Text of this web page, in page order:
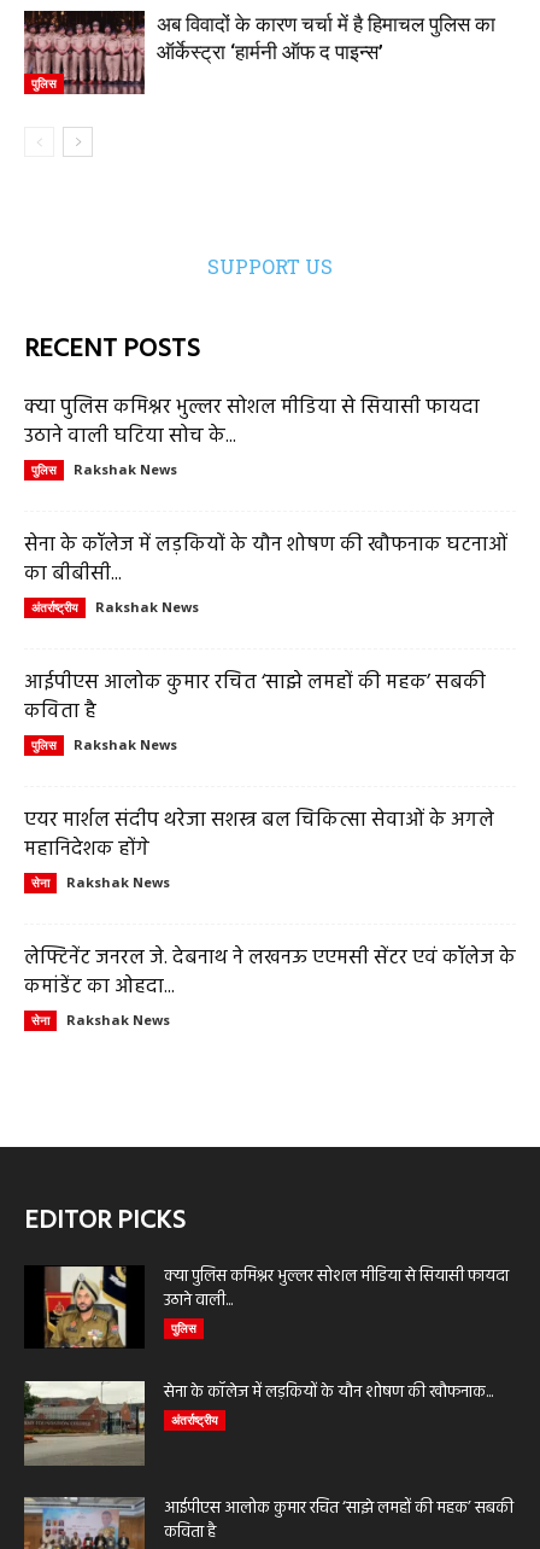
पुलिस
अब विवादों के कारण चर्चा में है हिमाचल पुलिस का
ऑर्केस्ट्रा ‘हार्मनी ऑफ द पाइन्स’
SUPPORT US
RECENT POSTS
क्या पुलिस कमिश्नर भुल्लर सोशल मीडिया से सियासी फायदा
उठाने वाली घटिया सोच के...
पुलिस Rakshak News
सेना के कॉलेज में लड़कियों के यौन शोषण की खौफनाक घटनाओं
का बीबीसी...
अंतर्राष्ट्रीय Rakshak News
आईपीएस आलोक कुमार रचित ‘साझे लमहों की महक’ सबकी
कविता है
पुलिस Rakshak News
एयर मार्शल संदीप थरेजा सशस्त्र बल चिकित्सा सेवाओं के अगले
महानिदेशक होंगे
सेना Rakshak News
लेफ्टिनेंट जनरल जे. देबनाथ ने लखनऊ एएमसी सेंटर एवं कॉलेज के
कमांडेंट का ओहदा...
सेना Rakshak News
EDITOR PICKS
क्या पुलिस कमिश्नर भुल्लर सोशल मीडिया से सियासी फायदा
उठाने वाली...
पुलिस
सेना के कॉलेज में लड़कियों के यौन शोषण की खौफनाक...
अंतर्राष्ट्रीय
आईपीएस आलोक कुमार रचित ‘साझे लमहों की महक’ सबकी
कविता है